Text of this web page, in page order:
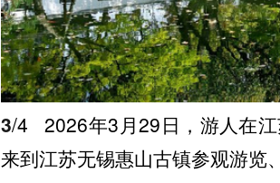
3/4
2026年3月29日，游人在
来到江苏无锡惠山古镇参观游览